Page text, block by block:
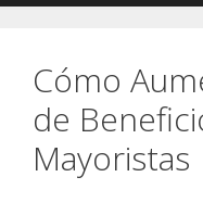
Cómo
de